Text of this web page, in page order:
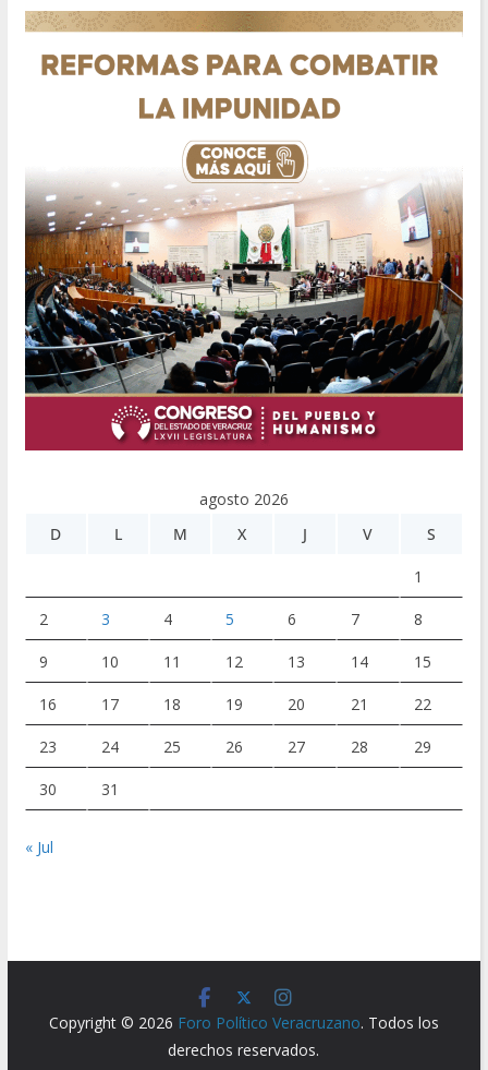
agosto 2026
D
L M X J V S
1
2 3 4 5 6 7 8
9 10 11 12 13 14 15
16 17 18 19 20 21 22
23 24 25 26 27 28 29
30 31
« Jul
Copyright © 2026 Foro Político Veracruzano. Todos los
derechos reservados.